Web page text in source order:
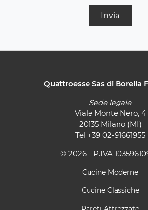
Invia
Quattroesse Sas di Borella
Sede legale
Viale Monte Nero, 4
20135 Milano (MI)
Tel +39 02-91661955
© 2026 - P.IVA
Cucine Moderne
Cucine Classiche